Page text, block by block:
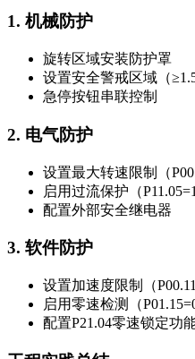
1. 机械防护
旋转区域安装防护罩
设置安全警戒区域（
急停按钮串联控制
2. 电气防护
设置最大转速限制（
启用过流保护（P11.05=1
配置外部安全继电器
3. 软件防护
设置加速度限制（
启用零速检测（
配置P21.04零速锁定功